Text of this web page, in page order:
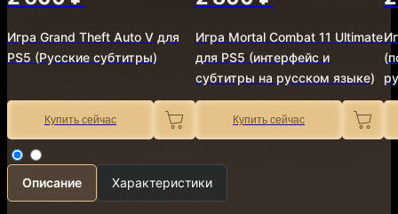
Игра Grand Theft Auto V для
PS5 (Русские субтитры)
Купить сейчас
Игра Mortal Combat 11 Ultimate
для PS5 (интерфейс и
субтитры на русском языке)
Купить сейчас
Описание Характеристики